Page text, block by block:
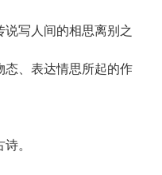
写人间的相思离别之
、表达情思所起的作
。